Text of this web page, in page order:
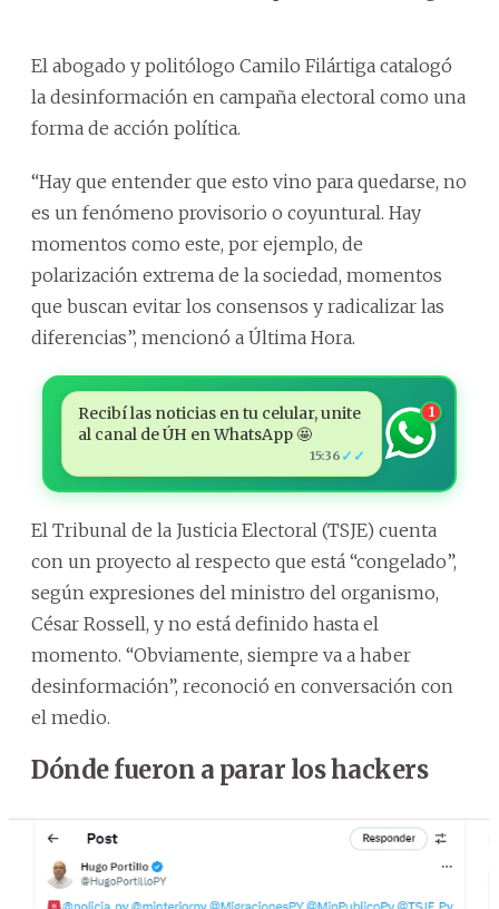
El abogado y politólogo Camilo Filártiga catalogó
la desinformación en campaña electoral como una
forma de acción política.
“Hay que entender que esto vino para quedarse, no
es un fenómeno provisorio o coyuntural. Hay
momentos como este, por ejemplo, de
polarización extrema de la sociedad, momentos
que buscan evitar los consensos y radicalizar las
diferencias”, mencionó a Última Hora.
Recibí las noticias en tu celular, unite
al canal de ÚH en WhatsApp 🤩
15:36 ✓✓
1
El Tribunal de la Justicia Electoral (TSJE) cuenta
con un proyecto al respecto que está “congelado”,
según expresiones del ministro del organismo,
César Rossell, y no está definido hasta el
momento. “Obviamente, siempre va a haber
desinformación”, reconoció en conversación con
el medio.
Dónde fueron a parar los hackers